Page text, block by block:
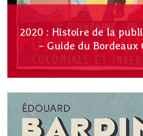
2020 : Histoire de la
– Guide du Bordeaux